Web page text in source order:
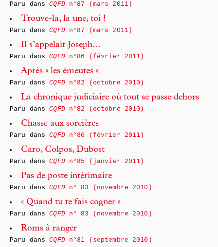
Paru dansCQFDn°87 (mars 2011)
Trouve-la, la une, toi !
Paru dansCQFDn°87 (mars 2011)
Il s’appelait Joseph…
Paru dansCQFDn°86 (février 2011)
Après « les émeutes »
Paru dansCQFDn°82 (octobre 2010)
La chronique judiciaire où tout se passe dehors
Paru dansCQFDn°82 (octobre 2010)
Chasse aux sorcières
Paru dansCQFDn°86 (février 2011)
Caro, Colpos, Dubost
Paru dansCQFDn°85 (janvier 2011)
Pas de poste intérimaire
Paru dansCQFDn° 83 (novembre 2010)
« Quand tu te fais cogner »
Paru dansCQFDn° 83 (novembre 2010)
Roms à ranger
Paru dansCQFDn°81 (septembre 2010)